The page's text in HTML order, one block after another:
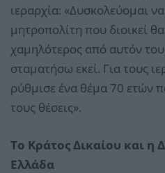
ιεραρχία: «Δυσκολεύομαι
μητροπολίτη που διοικεί
χαμηλότερος από αυτόν
σταματήσω εκεί. Για τους
ρύθμισε ένα θέμα 70 ετών
τους θέσεις».
Το Κράτος Δικαίου και η
Ελλάδα